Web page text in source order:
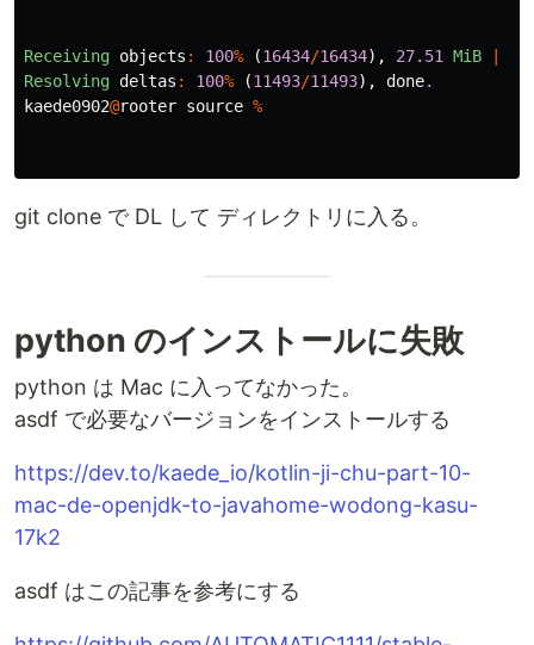
Receiving objects : 100% (16434/16434), 27.51 MiB
Resolving deltas : 100% (11493/11493), done.
kaede0902@rooter source %
git clone で DL して ディレクトリに入る。
python のインストールに失敗
python は Mac に入ってなかった。
asdf で必要なバージョンをインストールする
https://dev.to/kaede_io/kotlin-ji-chu-part-10-
mac-de-openjdk-to-javahome-wodong-kasu-
17k2
asdf はこの記事を参考にする